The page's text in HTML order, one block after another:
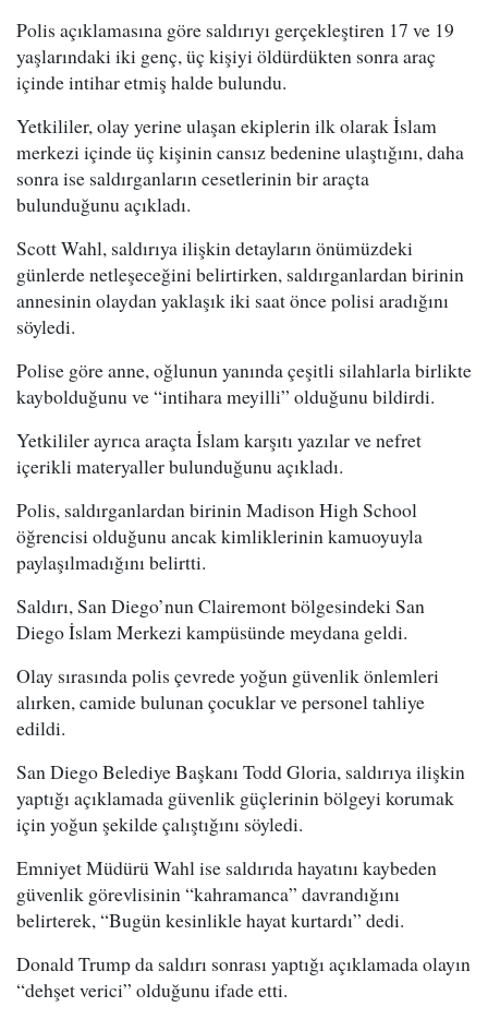
Polis açıklamasına göre saldırıyı gerçekleştiren 17 ve 19
yaşlarındaki iki genç, üç kişiyi öldürdükten sonra araç
içinde intihar etmiş halde bulundu.
Yetkililer, olay yerine ulaşan ekiplerin ilk olarak İslam
merkezi içinde üç kişinin cansız bedenine ulaştığını, daha
sonra ise saldırganların cesetlerinin bir araçta
bulunduğunu açıkladı.
Scott Wahl, saldırıya ilişkin detayların önümüzdeki
günlerde netleşeceğini belirtirken, saldırganlardan birinin
annesinin olaydan yaklaşık iki saat önce polisi aradığını
söyledi.
Polise göre anne, oğlunun yanında çeşitli silahlarla birlikte
kaybolduğunu ve “intihara meyilli” olduğunu bildirdi.
Yetkililer ayrıca araçta İslam karşıtı yazılar ve nefret
içerikli materyaller bulunduğunu açıkladı.
Polis, saldırganlardan birinin Madison High School
öğrencisi olduğunu ancak kimliklerinin kamuoyuyla
paylaşılmadığını belirtti.
Saldırı, San Diego’nun Clairemont bölgesindeki San
Diego İslam Merkezi kampüsünde meydana geldi.
Olay sırasında polis çevrede yoğun güvenlik önlemleri
alırken, camide bulunan çocuklar ve personel tahliye
edildi.
San Diego Belediye Başkanı Todd Gloria, saldırıya ilişkin
yaptığı açıklamada güvenlik güçlerinin bölgeyi korumak
için yoğun şekilde çalıştığını söyledi.
Emniyet Müdürü Wahl ise saldırıda hayatını kaybeden
güvenlik görevlisinin “kahramanca” davrandığını
belirterek, “Bugün kesinlikle hayat kurtardı” dedi.
Donald Trump da saldırı sonrası yaptığı açıklamada olayın
“dehşet verici” olduğunu ifade etti.